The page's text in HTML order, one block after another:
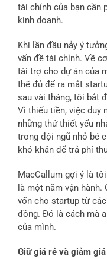
tài chính của bạn cần
kinh doanh.
Khi lần đầu nảy ý
vấn đề tài chính. Về
tài trợ cho dự án của
thể đủ để ra mắt
sau vài tháng, tôi bắt
Vì thiếu tiền, việc duy
những thứ thiết yếu
trong đội ngũ nhỏ bé
khó khăn để trả phí
MacCallum gợi ý là
là một năm vận
vốn cho startup từ
đồng. Đó là cách mà
của mình.
Giữ giá rẻ và giảm giá